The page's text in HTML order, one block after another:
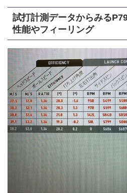
試打計測データからみる
性能やフィーリング